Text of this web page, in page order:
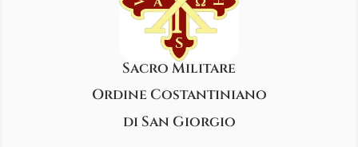
Sacro Militare
Ordine Costantiniano
di San Giorgio